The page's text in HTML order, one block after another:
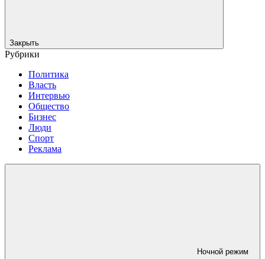
Закрыть
Рубрики
Политика
Власть
Интервью
Общество
Бизнес
Люди
Спорт
Реклама
Ночной режим